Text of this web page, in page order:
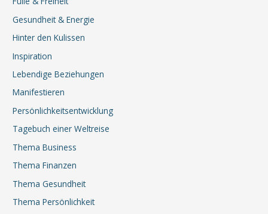
Gesundheit & Energie
Hinter den Kulissen
Inspiration
Lebendige Beziehungen
Manifestieren
Persönlichkeitsentwicklung
Tagebuch einer Weltreise
Thema Business
Thema Finanzen
Thema Gesundheit
Thema Persönlichkeit